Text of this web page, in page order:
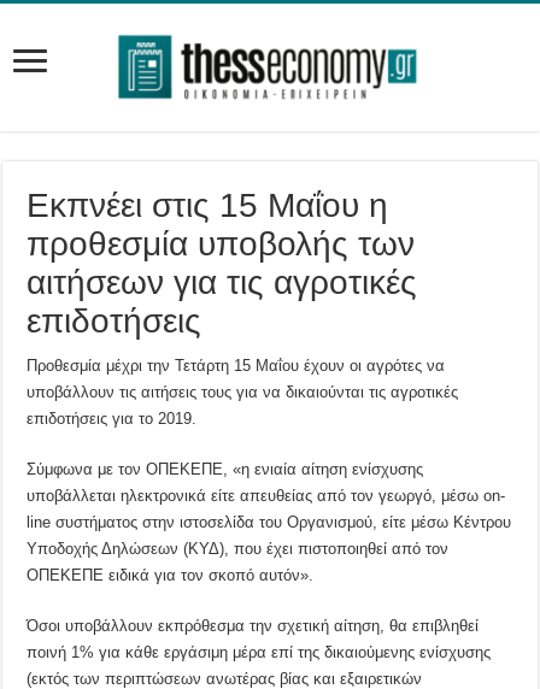
Εκπνέει στις 15 Μαΐου η
προθεσμία υποβολής των
αιτήσεων για τις αγρoτικές
επιδοτήσεις
Προθεσμία μέχρι την Τετάρτη 15 Μαΐου έχουν οι αγρότες να
υποβάλλουν τις αιτήσεις τους για να δικαιούνται τις αγροτικές
επιδοτήσεις για το 2019.
Σύμφωνα με τον ΟΠΕΚΕΠΕ, «η ενιαία αίτηση ενίσχυσης
υποβάλλεται ηλεκτρονικά είτε απευθείας από τον γεωργό, μέσω on-
line συστήματος στην ιστοσελίδα του Οργανισμού, είτε μέσω Κέντρου
Υποδοχής Δηλώσεων (ΚΥΔ), που έχει πιστοποιηθεί από τον
ΟΠΕΚΕΠΕ ειδικά για τον σκοπό αυτόν».
Όσοι υποβάλλουν εκπρόθεσμα την σχετική αίτηση, θα επιβληθεί
ποινή 1% για κάθε εργάσιμη μέρα επί της δικαιούμενης ενίσχυσης
(εκτός των περιπτώσεων ανωτέρας βίας και εξαιρετικών